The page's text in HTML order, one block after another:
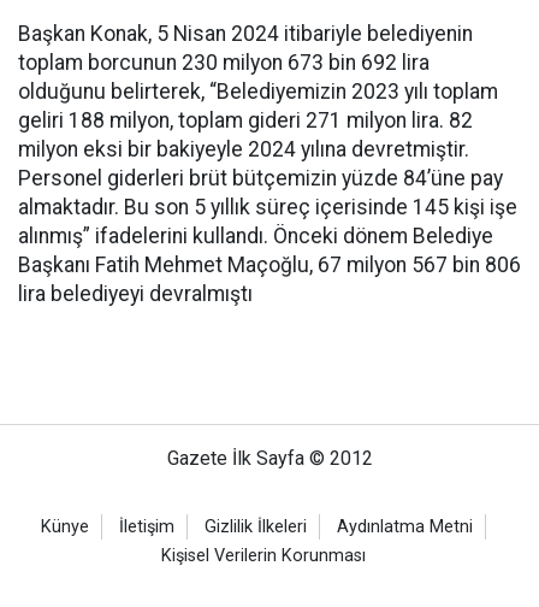
Başkan Konak, 5 Nisan 2024 itibariyle belediyenin
toplam borcunun 230 milyon 673 bin 692 lira
olduğunu belirterek, “Belediyemizin 2023 yılı toplam
geliri 188 milyon, toplam gideri 271 milyon lira. 82
milyon eksi bir bakiyeyle 2024 yılına devretmiştir.
Personel giderleri brüt bütçemizin yüzde 84’üne pay
almaktadır. Bu son 5 yıllık süreç içerisinde 145 kişi işe
alınmış” ifadelerini kullandı. Önceki dönem Belediye
Başkanı Fatih Mehmet Maçoğlu, 67 milyon 567 bin 806
lira belediyeyi devralmıştı
Gazete İlk Sayfa © 2012
Künye İletişim Gizlilik İlkeleri
Aydınlatma Metni
Kişisel Verilerin Korunması